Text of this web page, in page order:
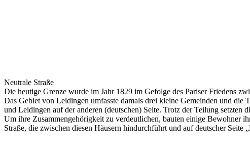
Neutrale Straße
Die heutige Grenze wurde im Jahr 1829 im Gefolge des Pariser Friedens
Das Gebiet von Leidingen umfasste damals drei kleine Gemeinden und
und Leidingen auf der anderen (deutschen) Seite. Trotz der Teilung
Um ihre Zusammengehörigkeit zu verdeutlichen, bauten einige Bewohner
Straße, die zwischen diesen Häusern hindurchführt und auf deutscher